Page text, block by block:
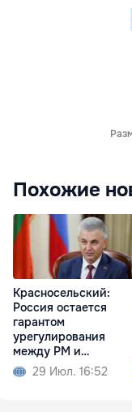
Похожие
Красносельский:
Россия остается
гарантом
урегулирования
между РМ и
Приднестровьем
29 Июл. 16:52